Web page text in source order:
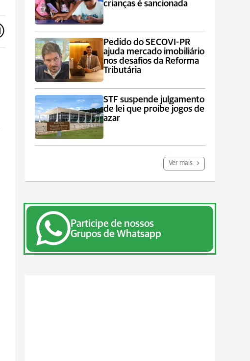
crianças é sancionada
Pedido do SECOVI-PR
ajuda mercado imobiliário
nos desafios da Reforma
Tributária
STF suspende julgamento
de lei que proíbe jogos de
azar
Ver mais
Participe de nossos
Grupos de Whatsapp